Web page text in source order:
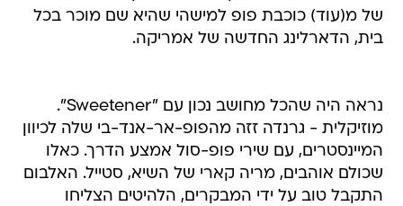
של מ(עוד) כוכבת פופ למישהי שהיא שם מוכר בכל
בית, הדארלינג החדשה של אמריקה.
נראה היה שהכל מחושב נכון עם "Sweetener".
מוזיקלית - גרנדה זזה מהפופ-אר-אנד-בי שלה לכיוון
המיינסטרים, עם שירי פופ-סול אמצע הדרך. כאלו
שכולם אוהבים, מריה קארי של השיא, סטייל. האלבום
התקבל טוב על ידי המבקרים, הלהיטים הצליחו